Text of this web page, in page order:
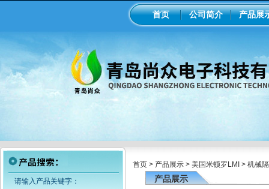
首页 公司简介 产品展
请输入产品关键字：
首页 > 产品展示 > 美国米顿罗LMI > 机械
产品展示